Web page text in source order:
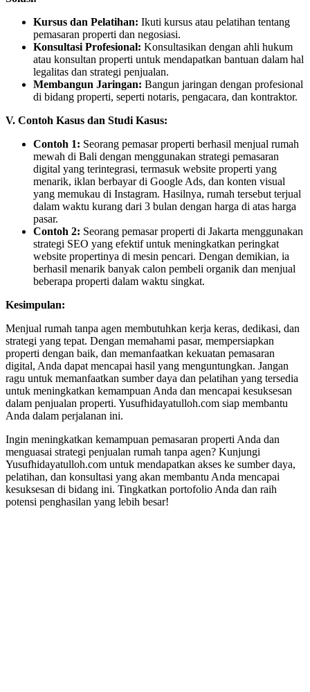
Kursus dan Pelatihan: Ikuti kursus atau pelatihan tentang
pemasaran properti dan negosiasi.
Konsultasi Profesional: Konsultasikan dengan ahli hukum
atau konsultan properti untuk mendapatkan bantuan dalam hal
legalitas dan strategi penjualan.
Membangun Jaringan: Bangun jaringan dengan profesional
di bidang properti, seperti notaris, pengacara, dan kontraktor.
V. Contoh Kasus dan Studi Kasus:
Contoh 1: Seorang pemasar properti berhasil menjual rumah
mewah di Bali dengan menggunakan strategi pemasaran
digital yang terintegrasi, termasuk website properti yang
menarik, iklan berbayar di Google Ads, dan konten visual
yang memukau di Instagram. Hasilnya, rumah tersebut terjual
dalam waktu kurang dari 3 bulan dengan harga di atas harga
pasar.
Contoh 2: Seorang pemasar properti di Jakarta menggunakan
strategi SEO yang efektif untuk meningkatkan peringkat
website propertinya di mesin pencari. Dengan demikian, ia
berhasil menarik banyak calon pembeli organik dan menjual
beberapa properti dalam waktu singkat.
Kesimpulan:
Menjual rumah tanpa agen membutuhkan kerja keras, dedikasi, dan
strategi yang tepat. Dengan memahami pasar, mempersiapkan
properti dengan baik, dan memanfaatkan kekuatan pemasaran
digital, Anda dapat mencapai hasil yang menguntungkan. Jangan
ragu untuk memanfaatkan sumber daya dan pelatihan yang tersedia
untuk meningkatkan kemampuan Anda dan mencapai kesuksesan
dalam penjualan properti. Yusufhidayatulloh.com siap membantu
Anda dalam perjalanan ini.
Ingin meningkatkan kemampuan pemasaran properti Anda dan
menguasai strategi penjualan rumah tanpa agen? Kunjungi
Yusufhidayatulloh.com untuk mendapatkan akses ke sumber daya,
pelatihan, dan konsultasi yang akan membantu Anda mencapai
kesuksesan di bidang ini. Tingkatkan portofolio Anda dan raih
potensi penghasilan yang lebih besar!